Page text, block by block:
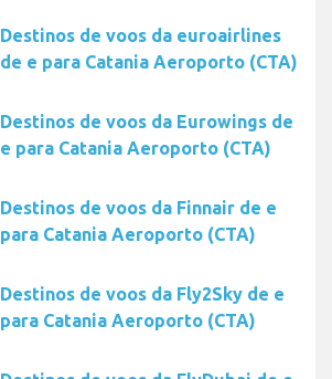
Destinos de voos da euroairlines
de e para Catania Aeroporto (CTA)
Destinos de voos da Eurowings de
e para Catania Aeroporto (CTA)
Destinos de voos da Finnair de e
para Catania Aeroporto (CTA)
Destinos de voos da Fly2Sky de e
para Catania Aeroporto (CTA)